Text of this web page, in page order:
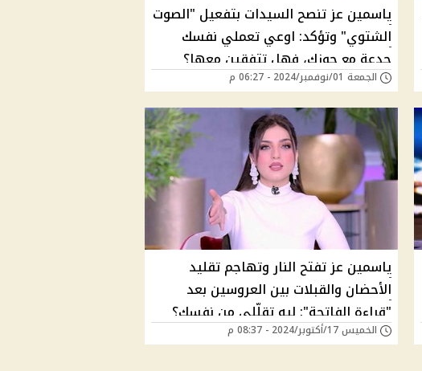
ياسمين عز تنصح السيدات بتفعيل "الصوت
الشتوي" وتؤكد: اوعي تعملي نفسك
جدعة مع جوزك، فهل تتفقين معها؟
الجمعة 01/نوفمبر/2024 - 06:27 م
ياسمين عز تفتح النار وتهاجم تقليد
الأحضان والقبلات بين العروسين بعد
"قراءة الفاتحة": ليه تقلّلي من نفسك؟
(فيديو)
الخميس 17/أكتوبر/2024 - 08:37 م